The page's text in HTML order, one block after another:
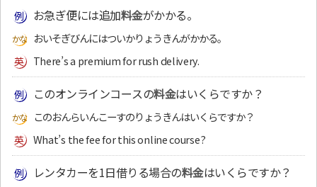
お急ぎ便には追加料金がかかる。
おいそぎびんにはついかりょうきんがかかる。
There’s a premium for rush delivery.
このオンラインコースの料金はいくらですか？
このおんらいんこーすのりょうきんはいくらですか？
What’s the fee for this online course?
レンタカーを1日借りる場合の料金はいくらですか？